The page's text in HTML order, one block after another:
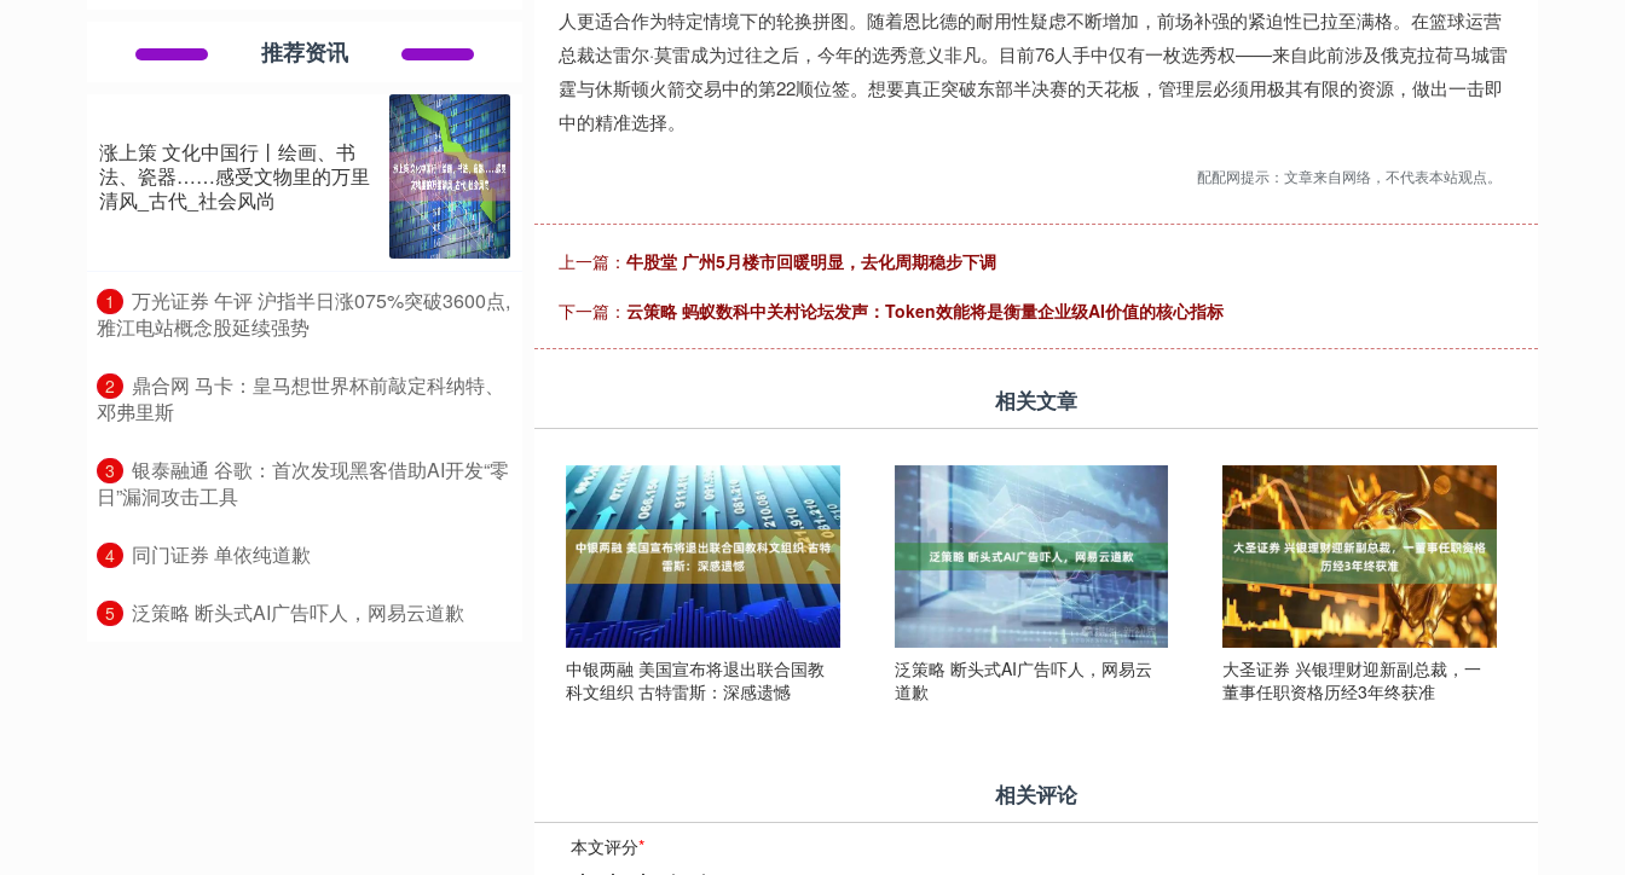
人更适合作为特定情境下的轮换拼图。随着恩比德的耐用性疑虑不断增加，前场补强的紧迫性已拉至满格。在篮球运营
总裁达雷尔·莫雷成为过往之后，今年的选秀意义非凡。目前76人手中仅有一枚选秀权——来自此前涉及俄克拉荷马城雷
霆与休斯顿火箭交易中的第22顺位签。想要真正突破东部半决赛的天花板，管理层必须用极其有限的资源，做出一击即
中的精准选择。
配配网提示：文章来自网络，不代表本站观点。
上一篇： 牛股堂 广州5月楼市回暖明显，去化周期稳步下调
下一篇： 云策略 蚂蚁数科中关村论坛发声：Token效能将是衡量企业级AI价值的核心指标
相关文章
中银两融 美国宣布将退出联合国教
科文组织 古特雷斯：深感遗憾
泛策略 断头式AI广告吓人，网易云
道歉
大圣证券 兴银理财迎新副总裁，一
董事任职资格历经3年终获准
相关评论
本文评分*
推荐资讯
涨上策 文化中国行丨绘画、书
法、瓷器……感受文物里的万里
清风_古代_社会风尚
1
​万光证券 午评 沪指半日涨075%突破3600点,
雅江电站概念股延续强势
2
​鼎合网 马卡：皇马想世界杯前敲定科纳特、
邓弗里斯
3
​银泰融通 谷歌：首次发现黑客借助AI开发“零
日”漏洞攻击工具
4 ​同门证券 单依纯道歉
5 ​泛策略 断头式AI广告吓人，网易云道歉